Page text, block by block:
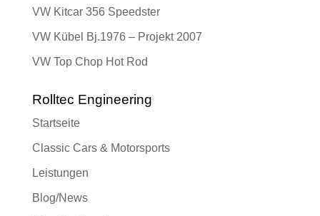
VW Kitcar 356 Speedster
VW Kübel Bj.1976 – Projekt 2007
VW Top Chop Hot Rod
Rolltec Engineering
Startseite
Classic Cars & Motorsports
Leistungen
Blog/News